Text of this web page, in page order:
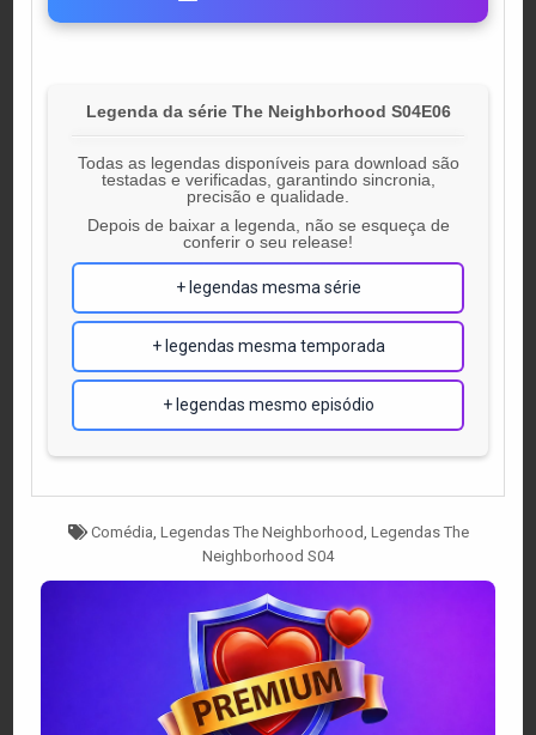
Legenda da série The Neighborhood S04E06
Todas as legendas disponíveis para download são
testadas e verificadas, garantindo sincronia,
precisão e qualidade.
Depois de baixar a legenda, não se esqueça de
conferir o seu release!
+ legendas mesma série
+ legendas mesma temporada
+ legendas mesmo episódio
Tagged
Comédia Legendas The Neighborhood Legendas The
Neighborhood S04